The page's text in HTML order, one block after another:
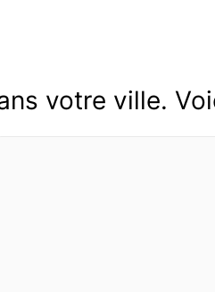
votre ville.